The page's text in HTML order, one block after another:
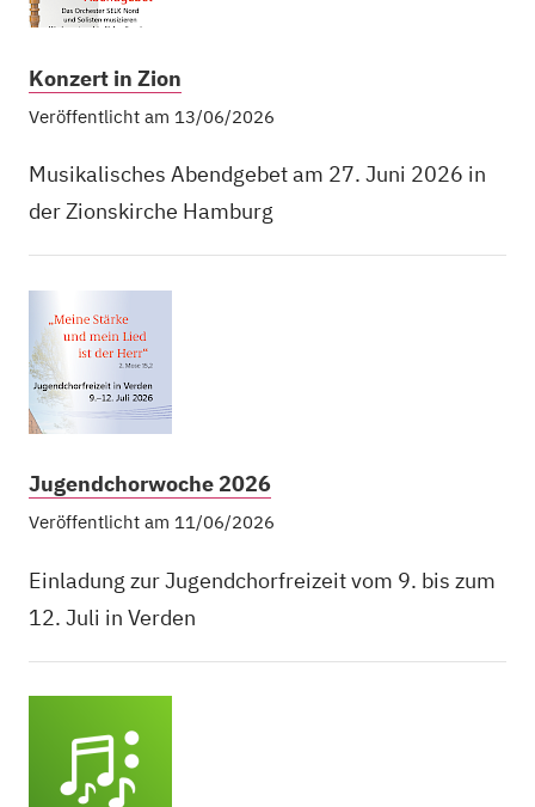
Konzert in Zion
Veröffentlicht am 13/06/2026
Musikalisches Abendgebet am 27. Juni 2026 in
der Zionskirche Hamburg
Jugendchorwoche 2026
Veröffentlicht am 11/06/2026
Einladung zur Jugendchorfreizeit vom 9. bis zum
12. Juli in Verden